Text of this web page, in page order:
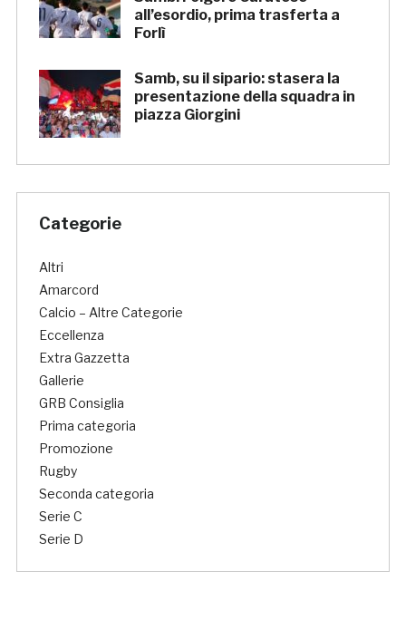
all’esordio, prima trasferta a
Forlì
Samb, su il sipario: stasera la
presentazione della squadra in
piazza Giorgini
Categorie
Altri
Amarcord
Calcio – Altre Categorie
Eccellenza
Extra Gazzetta
Gallerie
GRB Consiglia
Prima categoria
Promozione
Rugby
Seconda categoria
Serie C
Serie D